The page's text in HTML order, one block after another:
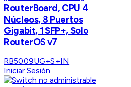
RouterBoard, CPU 4
Núcleos, 8 Puertos
Gigabit, 1 SFP+, Solo
RouterOS v7
RB5009UG+S+IN
Iniciar Sesión